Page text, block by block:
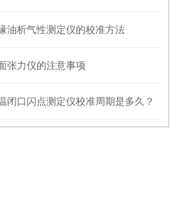
油析气性测定仪的校准方法
张力仪的注意事项
闭口闪点测定仪校准周期是多久？